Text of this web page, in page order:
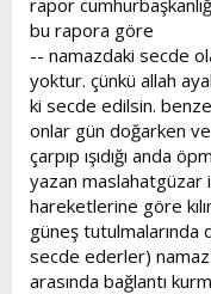
rapor
bu rapora göre
-- namazdaki secde
yoktur. çünkü allah
ki secde edilsin.
onlar gün doğarken ve
çarpıp ışıdığı anda
yazan maslahatgüzar
hareketlerine göre
güneş tutulmalarında
secde ederler) namaz
arasında bağlantı